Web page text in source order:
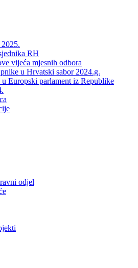
RH
vijeća mjesnih odbora
u Hrvatski sabor 2024.g.
Europski parlament iz Republike
odjel